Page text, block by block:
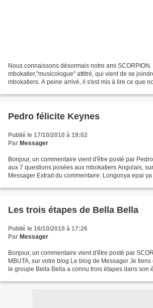
Nous connaissons désormais notre ami
mbokatier,"musicologue" attitré, qui vient de se
mbokatiers. A peine arrivé, il s'est mis à lire ce que
Pedro félicite Keynes
Publié le 17/10/2010 à 19:02
Par Messager
Bonjour, un commentaire vient d'être posté par
aux 7 questions posées aux mbokatiers Angolais,
Messager Extrait du commentaire: Longonya epai ya
Les trois étapes de Bella Bella
Publié le 16/10/2010 à 17:26
Par Messager
Bonjour, un commentaire vient d'être posté par
MBUTA, sur votre blog Le blog de Messager Je
le groupe Bella Bella a connu trois étapes dans son